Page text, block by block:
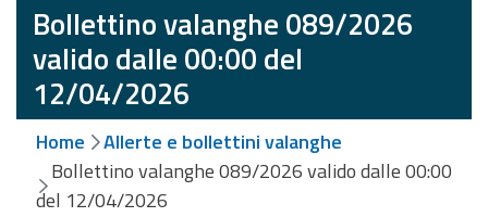
Weather
Alerts and
Bulletins
Avalanche
Alerts and
Bulletins
Bollettino valanghe 089/2026
valido dalle 00:00 del
12/04/2026
Home
Allerte e bollettini valanghe
Bollettino valanghe 089/2026 valido dalle 00:00
del 12/04/2026